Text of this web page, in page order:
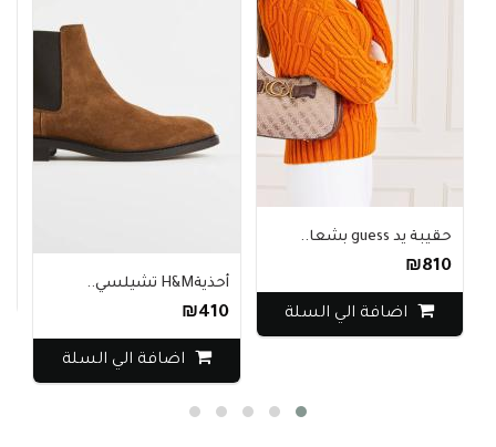
حقيبة يد guess بشعا..
₪810
اضافة الي السلة
أحذيةH&M تشيلسي..
₪410
اضافة الي السلة